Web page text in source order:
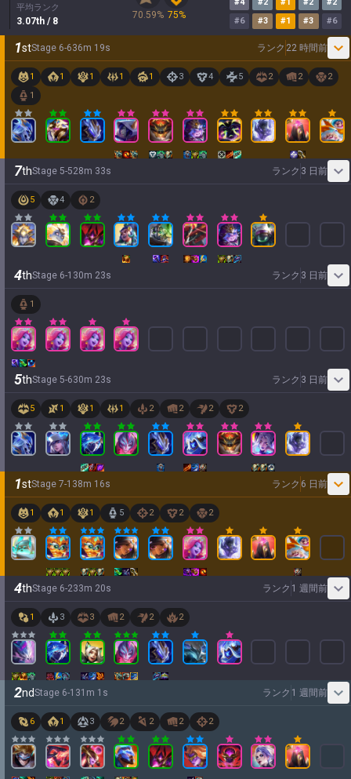
平均ランク
3.07th / 8
70.59% 75%
#6 #3 #1 #3 #6
1stStage 6-636m 19s ランク 22 時間前
1 1 1 1 1 3 4 5 2 2
2
1
7thStage 5-528m 33s ランク 3 日前
5 4 2
4thStage 6-1 30m 23s ランク 3 日前
1
5thStage 5-630m 23s ランク 3 日前
5 1 1 1 2 2 2 2
1stStage 7-1 38m 16s ランク 6 日前
1 1 1 5 2 2 2
4thStage 6-233m 20s ランク 1 週間前
1 3 3 2 2 2
2ndStage 6-1 31 m 1 s ランク 1 週間前
6 1 3 2 2 2 2